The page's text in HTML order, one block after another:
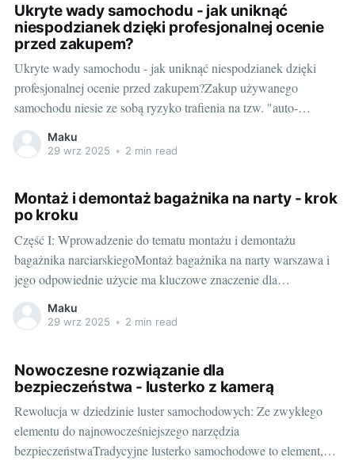
Ukryte wady samochodu - jak uniknąć
niespodzianek dzięki profesjonalnej ocenie
przed zakupem?
Ukryte wady samochodu - jak uniknąć niespodzianek dzięki
profesjonalnej ocenie przed zakupem?Zakup używanego
samochodu niesie ze sobą ryzyko trafienia na tzw. "auto-
pułapkę", w której ukryte wady mogą sprowadzić potencjalnego
nabywcę do ruiny finansowej. Jak zatem skutecznie uniknąć
Maku
29 wrz 2025 • 2 min read
Montaż i demontaż bagażnika na narty - krok
po kroku
Część I: Wprowadzenie do tematu montażu i demontażu
bagażnika narciarskiegoMontaż bagażnika na narty warszawa i
jego odpowiednie użycie ma kluczowe znaczenie dla
bezpieczeństwa zarówno nas samych, jak i innych
użytkowników drogi. Dobrze zamontowane i zabezpieczone
odpowiedniego montażu
Maku
29 wrz 2025 • 2 min read
Nowoczesne rozwiązanie dla
bezpieczeństwa - lusterko z kamerą
Rewolucja w dziedzinie luster samochodowych: Ze zwykłego
elementu do najnowocześniejszego narzędzia
bezpieczeństwaTradycyjne lusterko samochodowe to element,